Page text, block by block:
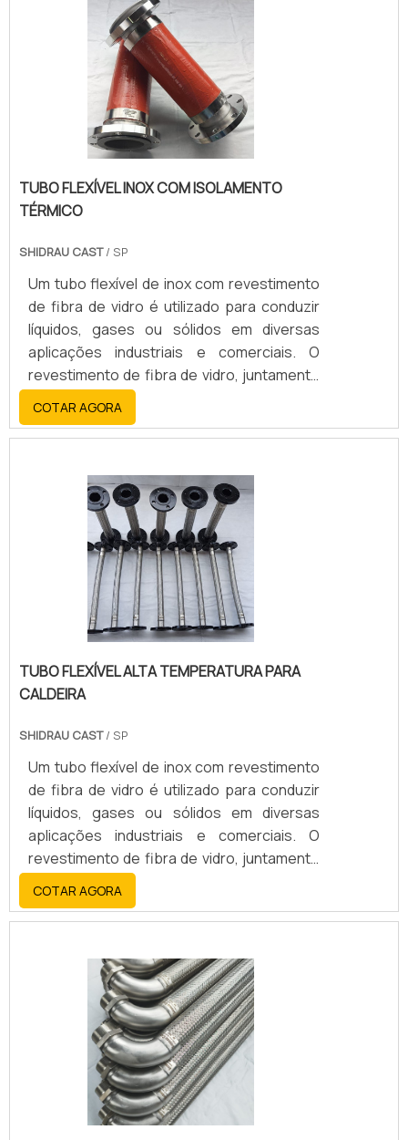
TUBO FLEXÍVEL INOX COM ISOLAMENTO
TÉRMICO
SHIDRAU CAST/ SP
Um tubo flexível de inox com revestimento
de fibra de vidro é utilizado para conduzir
líquidos, gases ou sólidos em diversas
aplicações industriais e comerciais. O
revestimento de fibra de vidro, juntamente
com o aço inoxidável, oferece alta
resistência, durabilidade, flexibilidade e
resistência a altas temperaturas, corrosão
COTAR AGORA
TUBO FLEXÍVEL ALTA TEMPERATURA PARA
CALDEIRA
SHIDRAU CAST/ SP
Um tubo flexível de inox com revestimento
de fibra de vidro é utilizado para conduzir
líquidos, gases ou sólidos em diversas
aplicações industriais e comerciais. O
revestimento de fibra de vidro, juntamente
com o aço inoxidável, oferece alta
resistência, durabilidade, flexibilidade e
resistência a altas temperaturas, corrosão
COTAR AGORA